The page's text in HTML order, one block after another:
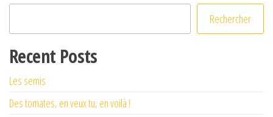
Rechercher
Recent Posts
Les semis
Des tomates, en veux tu, en voilà !